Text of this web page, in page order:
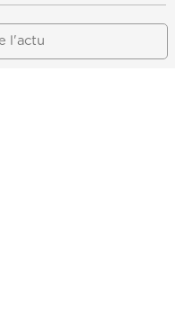
l'actu